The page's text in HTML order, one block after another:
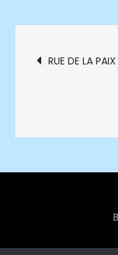
RUE DE LA PAIX